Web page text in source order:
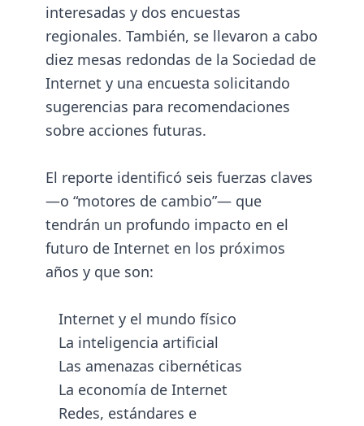
interesadas y dos encuestas
regionales. También, se llevaron a cabo
diez mesas redondas de la Sociedad de
Internet y una encuesta solicitando
sugerencias para recomendaciones
sobre acciones futuras.
El reporte identificó seis fuerzas claves
—o “motores de cambio”— que
tendrán un profundo impacto en el
futuro de Internet en los próximos
años y que son:
Internet y el mundo físico
La inteligencia artificial
Las amenazas cibernéticas
La economía de Internet
Redes, estándares e